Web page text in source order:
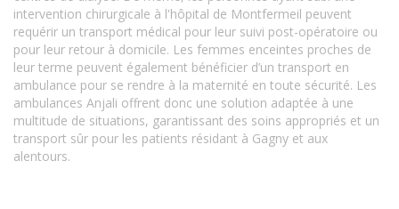
intervention chirurgicale à l'hôpital de Montfermeil peuvent
requérir un transport médical pour leur suivi post-opératoire ou
pour leur retour à domicile. Les femmes enceintes proches de
leur terme peuvent également bénéficier d’un transport en
ambulance pour se rendre à la maternité en toute sécurité. Les
ambulances Anjali offrent donc une solution adaptée à une
multitude de situations, garantissant des soins appropriés et un
transport sûr pour les patients résidant à Gagny et aux
alentours.